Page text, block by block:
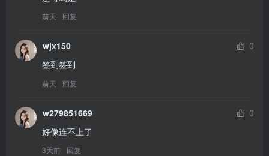
前天 回复
wjx150
0
签到签到
前天 回复
w279851669
0
好像连不上了
3天前 回复